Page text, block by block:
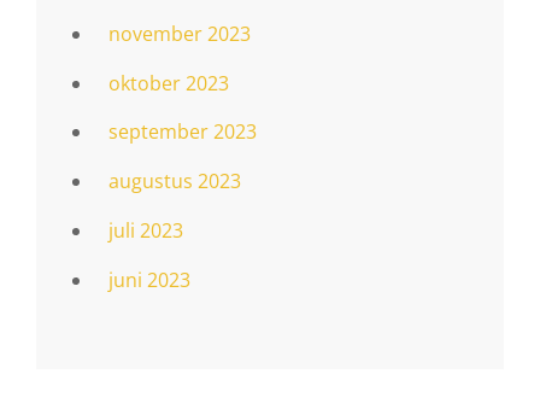
november 2023
oktober 2023
september 2023
augustus 2023
juli 2023
juni 2023